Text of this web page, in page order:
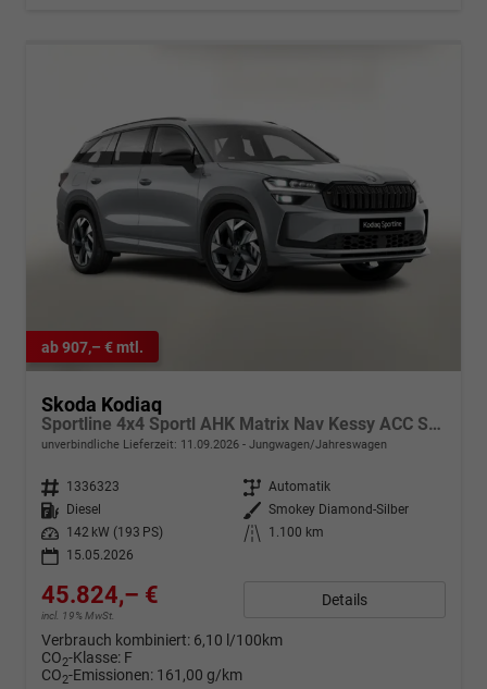
ab 907,– € mtl.
Skoda Kodiaq
Sportline 4x4 Sportl AHK Matrix Nav Kessy ACC SunS
unverbindliche Lieferzeit: 11.09.2026 Jungwagen/Jahreswagen
Fahrzeugnr. 1336323 Getriebe Automatik
Kraftstoff
Diesel Außenfarbe Smokey Diamond-Silber
Leistung
142 kW (193 PS) Kilometerstand
1.100 km
15.05.2026
45.824,– €
incl. 19% MwSt.
Details
Verbrauch kombiniert: 6,10 l/100km
CO2-Klasse: F
CO2-Emissionen: 161,00 g/km